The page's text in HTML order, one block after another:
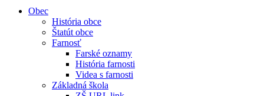
Obec
História obce
Štatút obce
Farnosť
Farské oznamy
História farnosti
Videa s farnosti
Základná škola